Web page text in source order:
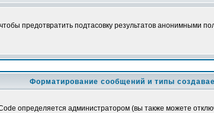
предотвратить подтасовку результатов анонимными
Форматирование сообщений и типы
определяется администратором (вы также можете